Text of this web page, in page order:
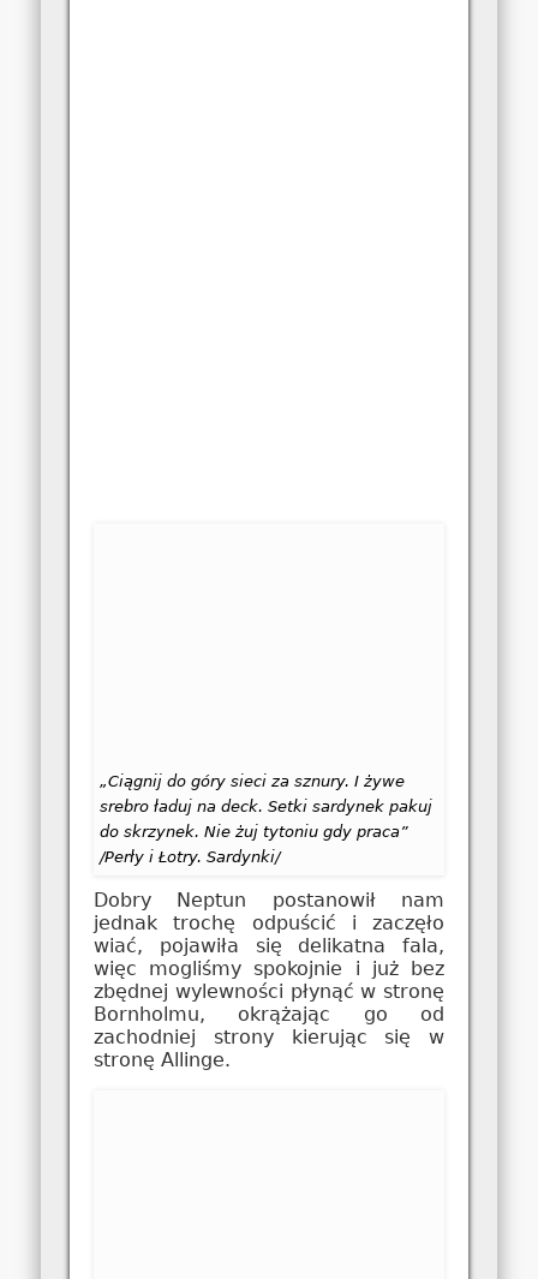
„Ciągnij do góry sieci za sznury. I żywe
srebro ładuj na deck. Setki sardynek pakuj
do skrzynek. Nie żuj tytoniu gdy praca”
/Perły i Łotry. Sardynki/
Dobry Neptun postanowił nam
jednak trochę odpuścić i zaczęło
wiać, pojawiła się delikatna fala,
więc mogliśmy spokojnie i już bez
zbędnej wylewności płynąć w stronę
Bornholmu, okrążając go od
zachodniej strony kierując się w
stronę Allinge.